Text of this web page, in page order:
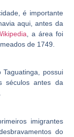
é importante
aqui, antes da
, a área foi
de 1749.
possui
séculos antes da
imigrantes
do